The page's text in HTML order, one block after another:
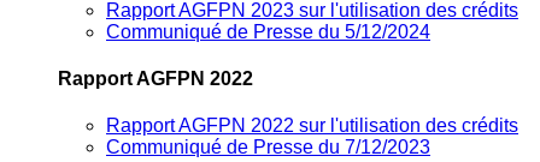
Rapport AGFPN 2023 sur l'utilisation des crédits
Communiqué de Presse du 5/12/2024
Rapport AGFPN 2022
Rapport AGFPN 2022 sur l'utilisation des crédits
Communiqué de Presse du 7/12/2023